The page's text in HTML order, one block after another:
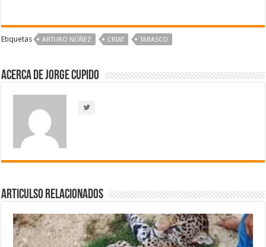
Etiquetas ARTURO NÚÑEZ CRIAT TABASCO
Acerca de Jorge Cupido
Articulso Relacionados